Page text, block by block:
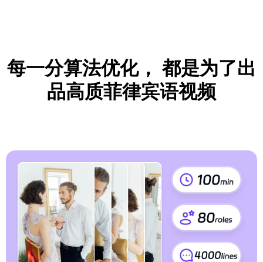
每一分算法优化， 都是为了出
品高质菲律宾语视频